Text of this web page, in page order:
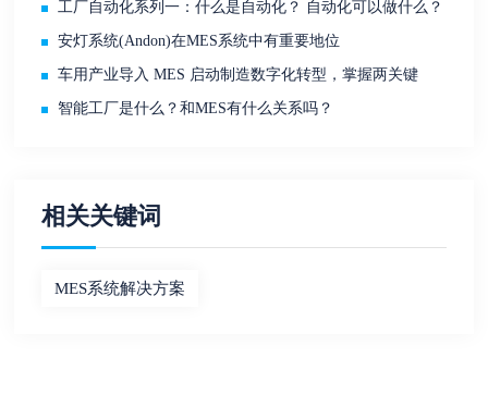
工厂自动化系列一：什么是自动化？ 自动化可以做什么？
安灯系统(Andon)在MES系统中有重要地位
车用产业导入 MES 启动制造数字化转型，掌握两关键
智能工厂是什么？和MES有什么关系吗？
相关关键词
MES系统解决方案